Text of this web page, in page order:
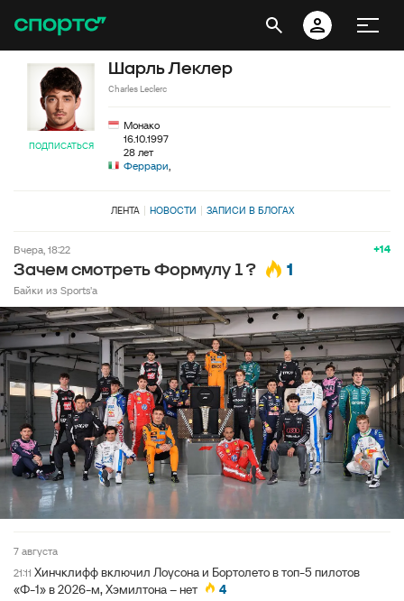
ПОДПИСАТЬСЯ
Шарль Леклер
Charles Leclerc
Монако
16.10.1997
28 лет
Феррари,
ЛЕНТА НОВОСТИ ЗАПИСИ В БЛОГАХ
+14
вчера, 18:22
Зачем смотреть Формулу 1 ? 1
Байки из Sports'а
7 августа
21:11 Хинчклифф включил Лоусона и Бортолето в топ-5 пилотов
«Ф-1» в 2026-м, Хэмилтона – нет
4